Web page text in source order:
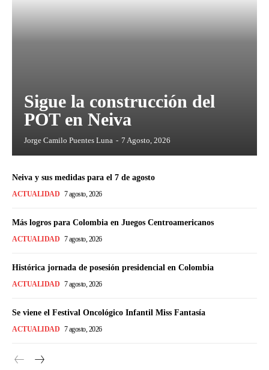
Sigue la construcción del
POT en Neiva
Jorge Camilo Puentes Luna - 7 Agosto, 2026
Neiva y sus medidas para el 7 de agosto
ACTUALIDAD 7 agosto, 2026
Más logros para Colombia en Juegos Centroamericanos
ACTUALIDAD 7 agosto, 2026
Histórica jornada de posesión presidencial en Colombia
ACTUALIDAD 7 agosto, 2026
Se viene el Festival Oncológico Infantil Miss Fantasía
ACTUALIDAD 7 agosto, 2026